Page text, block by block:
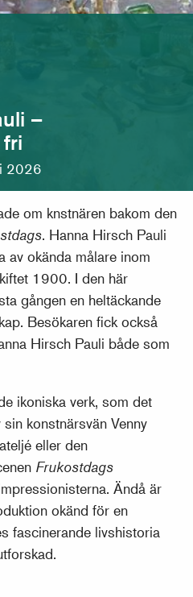
–
2026
om knstnären bakom den
. Hanna Hirsch Pauli
av okända målare inom
1900. I den här
gången en heltäckande
Besökaren fick också
Hirsch Pauli både som
ikoniska verk, som det
konstnärsvän Venny
eller den
Frukostdags
Ändå är
okänd för en
fascinerande livshistoria